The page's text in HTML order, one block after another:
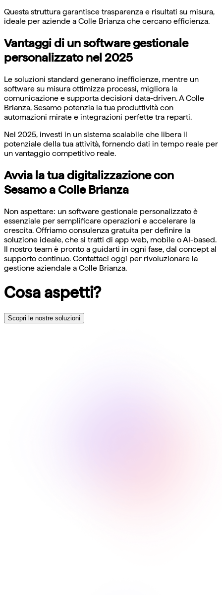
Questa struttura garantisce trasparenza e risultati su misura,
ideale per aziende a Colle Brianza che cercano efficienza.
Vantaggi di un software gestionale
personalizzato nel 2025
Le soluzioni standard generano inefficienze, mentre un
software su misura ottimizza processi, migliora la
comunicazione e supporta decisioni data-driven. A Colle
Brianza, Sesamo potenzia la tua produttività con
automazioni mirate e integrazioni perfette tra reparti.
Nel 2025, investi in un sistema scalabile che libera il
potenziale della tua attività, fornendo dati in tempo reale per
un vantaggio competitivo reale.
Avvia la tua digitalizzazione con
Sesamo a Colle Brianza
Non aspettare: un software gestionale personalizzato è
essenziale per semplificare operazioni e accelerare la
crescita. Offriamo consulenza gratuita per definire la
soluzione ideale, che si tratti di app web, mobile o AI-based.
Il nostro team è pronto a guidarti in ogni fase, dal concept al
supporto continuo. Contattaci oggi per rivoluzionare la
gestione aziendale a Colle Brianza.
Cosa aspetti?
Scopri le nostre soluzioni